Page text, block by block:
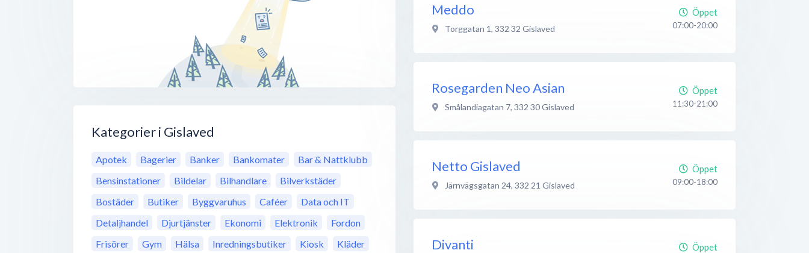
Kategorier i Gislaved
Apotek Bagerier Banker Bankomater
Bar & Nattklubb
Bensinstationer
Bildelar Bilhandlare
Bilverkstäder
Bostäder
Butiker Byggvaruhus Caféer
Data och IT
Detaljhandel
Djurtjänster Ekonomi Elektronik
Fordon
Frisörer
Gym Hälsa Inredningsbutiker Kiosk
Kläder
Meddo
Torggatan 1, 332 32 Gislaved
Öppet
07:00-20:00
Rosegarden Neo Asian
Smålandiagatan 7, 332 30Gislaved
Öppet
11:30-21:00
Netto Gislaved
Järnvägsgatan 24, 332 21 Gislaved
Öppet
09:00-18:00
Divanti Öppet